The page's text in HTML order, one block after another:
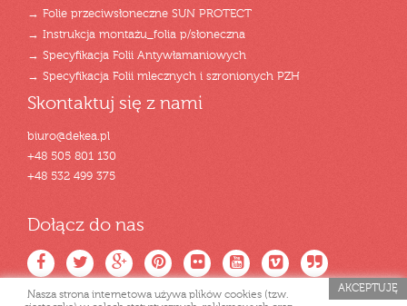
→ Folie przeciwsłoneczne SUN PROTECT
→ Instrukcja montażu_folia p/słoneczna
→ Specyfikacja Folii Antywłamaniowych
→ Specyfikacja Folii mlecznych i szronionych PZH
Skontaktuj się z nami
biuro@dekea.pl
+48 505 801 130
+48 532 499 375
Dołącz do nas
Nasza strona internetowa używa plików cookies (tzw.
AKCEPTUJĘ